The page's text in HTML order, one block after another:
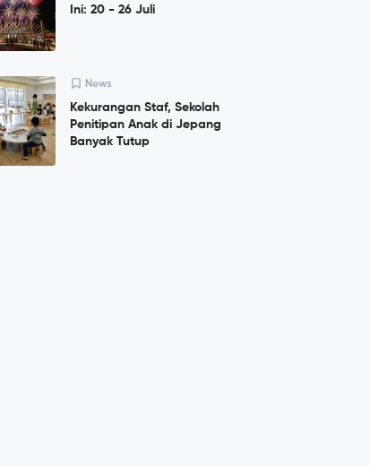
Ini: 20 - 26 Juli
News
Kekurangan Staf, Sekolah
Penitipan Anak di Jepang
Banyak Tutup